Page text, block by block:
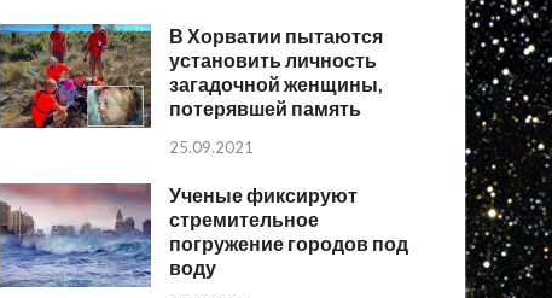
В Хорватии пытаются
установить личность
загадочной женщины,
потерявшей память
25.09.2021
Ученые фиксируют
стремительное
погружение городов под
воду